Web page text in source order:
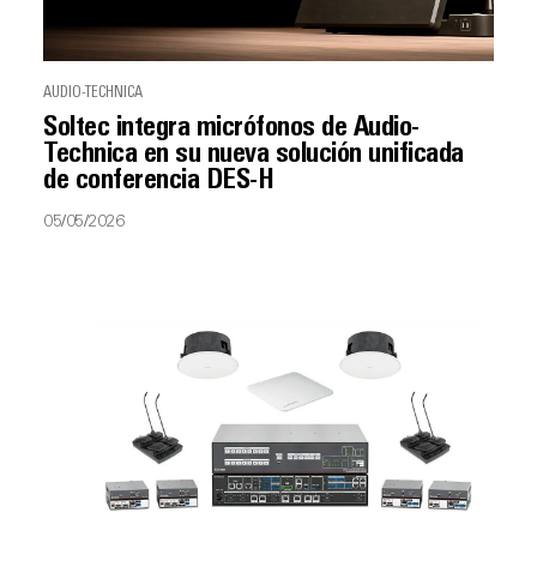
AUDIO-TECHNICA
Soltec integra micrófonos de Audio-
Technica en su nueva solución unificada
de conferencia DES-H
05/05/2026